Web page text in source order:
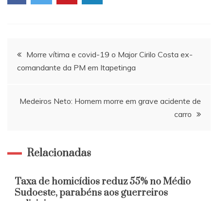
Navegação
de
Post
Morre vítima e covid-19 o Major Cirilo Costa ex-
comandante da PM em Itapetinga
Medeiros Neto: Homem morre em grave acidente de
carro
Relacionadas
Taxa de homicídios reduz 55% no Médio
Sudoeste, parabéns aos guerreiros